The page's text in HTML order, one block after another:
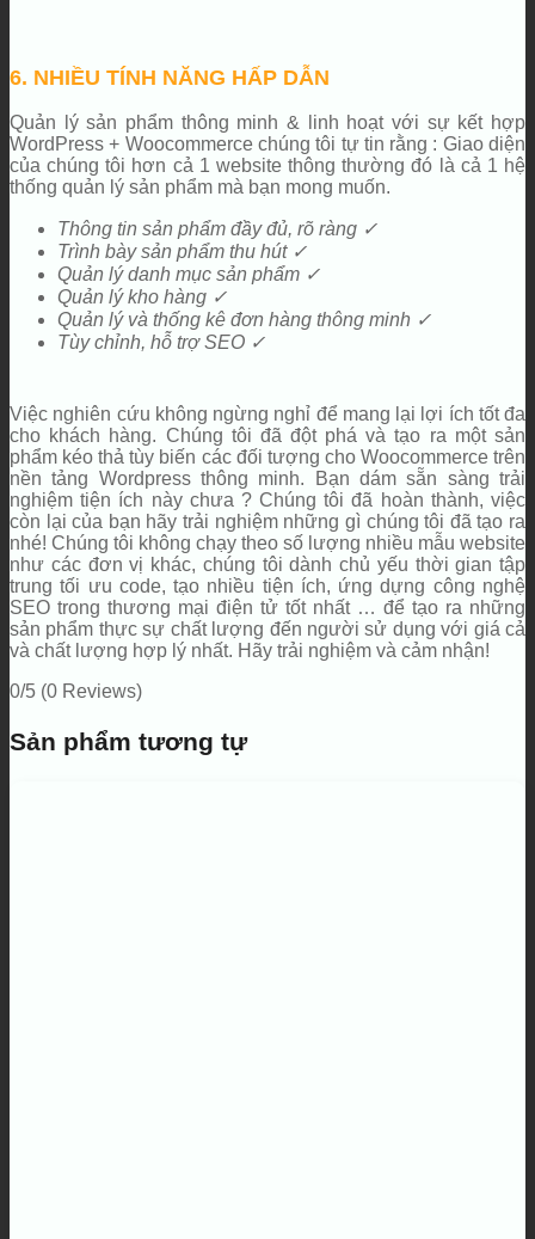
6. NHIỀU TÍNH NĂNG HẤP DẪN
Quản lý sản phẩm thông minh & linh hoạt với sự kết hợp
WordPress + Woocommerce chúng tôi tự tin rằng : Giao diện
của chúng tôi hơn cả 1 website thông thường đó là cả 1 hệ
thống quản lý sản phẩm mà bạn mong muốn.
Thông tin sản phẩm đầy đủ, rõ ràng ✓
Trình bày sản phẩm thu hút ✓
Quản lý danh mục sản phẩm ✓
Quản lý kho hàng ✓
Quản lý và thống kê đơn hàng thông minh ✓
Tùy chỉnh, hỗ trợ SEO ✓
Việc nghiên cứu không ngừng nghỉ để mang lại lợi ích tốt đa
cho khách hàng. Chúng tôi đã đột phá và tạo ra một sản
phẩm kéo thả tùy biến các đối tượng cho Woocommerce trên
nền tảng Wordpress thông minh. Bạn dám sẵn sàng trải
nghiệm tiện ích này chưa ? Chúng tôi đã hoàn thành, việc
còn lại của bạn hãy trải nghiệm những gì chúng tôi đã tạo ra
nhé! Chúng tôi không chạy theo số lượng nhiều mẫu website
như các đơn vị khác, chúng tôi dành chủ yếu thời gian tập
trung tối ưu code, tạo nhiều tiện ích, ứng dựng công nghệ
SEO trong thương mại điện tử tốt nhất … để tạo ra những
sản phẩm thực sự chất lượng đến người sử dụng với giá cả
và chất lượng hợp lý nhất. Hãy trải nghiệm và cảm nhận!
0/5 (0 Reviews)
Sản phẩm tương tự